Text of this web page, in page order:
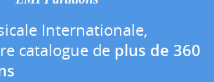
Internationale,
catalogue de plus de 360